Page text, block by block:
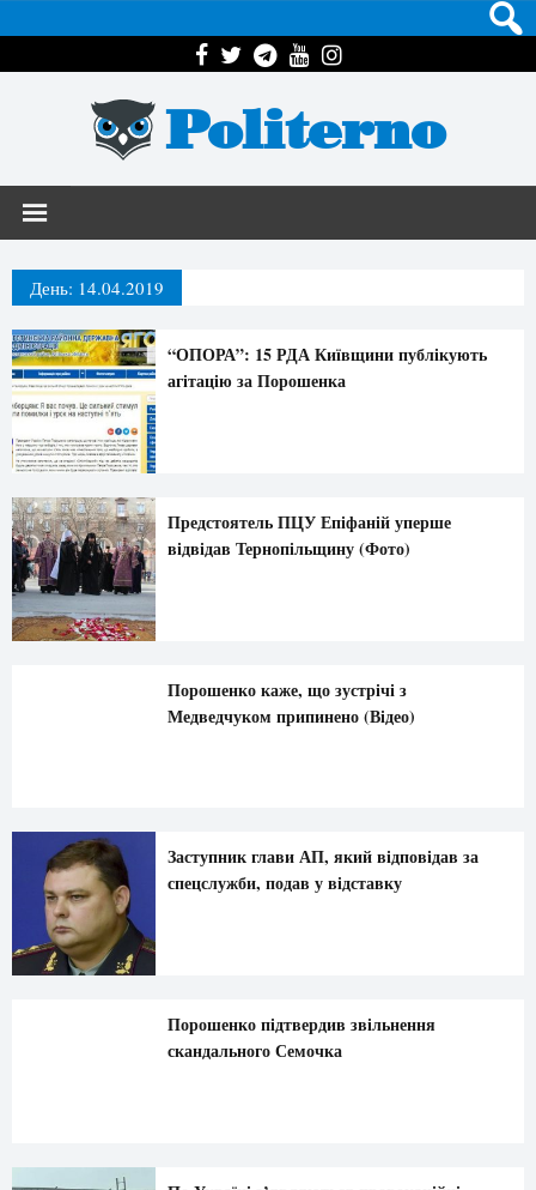
Politerno
День: 14.04.2019
“ОПОРА”: 15 РДА Київщини публікують
агітацію за Порошенка
Предстоятель ПЦУ Епіфаній уперше
відвідав Тернопільщину (Фото)
Порошенко каже, що зустрічі з
Медведчуком припинено (Відео)
Заступник глави АП, який відповідав за
спецслужби, подав у відставку
Порошенко підтвердив звільнення
скандального Семочка